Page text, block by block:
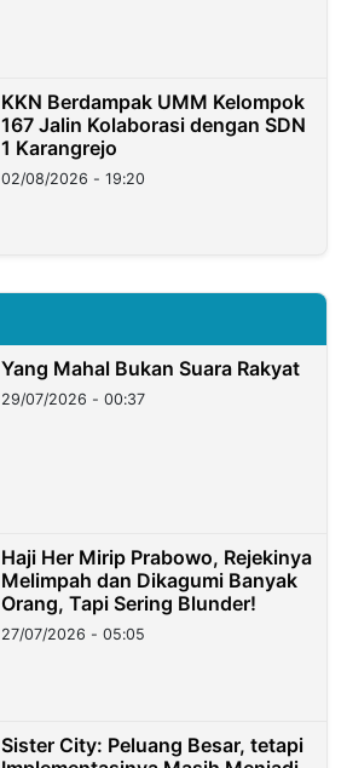
KKN Berdampak UMM Kelompok
167 Jalin Kolaborasi dengan SDN
1 Karangrejo
02/08/2026 - 19:20
Yang Mahal Bukan Suara Rakyat
29/07/2026 - 00:37
Haji Her Mirip Prabowo, Rejekinya
Melimpah dan Dikagumi Banyak
Orang, Tapi Sering Blunder!
27/07/2026 - 05:05
Sister City: Peluang Besar, tetapi